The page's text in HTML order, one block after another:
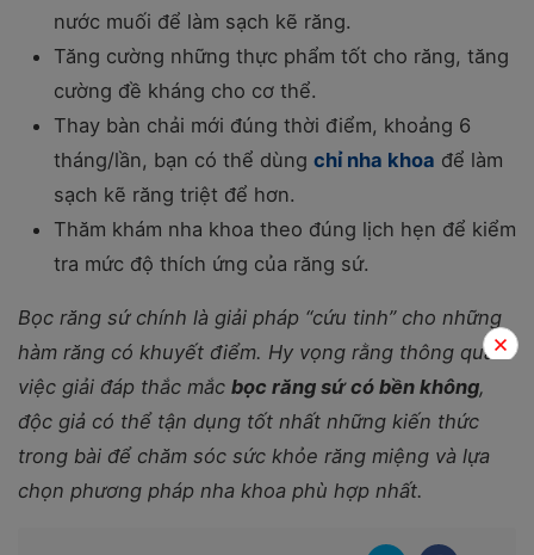
nước muối để làm sạch kẽ răng.
Tăng cường những thực phẩm tốt cho răng, tăng
cường đề kháng cho cơ thể.
Thay bàn chải mới đúng thời điểm, khoảng 6
tháng/lần, bạn có thể dùng chỉ nha khoa để làm
sạch kẽ răng triệt để hơn.
Thăm khám nha khoa theo đúng lịch hẹn để kiểm
tra mức độ thích ứng của răng sứ.
Bọc răng sứ chính là giải pháp “cứu tinh” cho những
hàm răng có khuyết điểm. Hy vọng rằng thông qua
việc giải đáp thắc mắc bọc răng sứ có bền không,
độc giả có thể tận dụng tốt nhất những kiến thức
trong bài để chăm sóc sức khỏe răng miệng và lựa
chọn phương pháp nha khoa phù hợp nhất.